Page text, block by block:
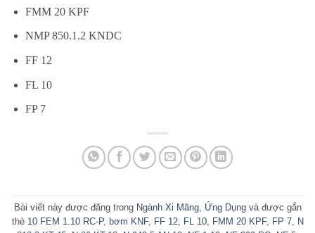
FMM 20 KPF
NMP 850.1.2 KNDC
FF 12
FL 10
FP 7
Bài viết này được đăng trong Ngành Xi Măng, Ứng Dụngvà được gắn
thẻ 10 FEM 1.10 RC-P, bơm KNF, FF 12, FL 10, FMM 20 KPF, FP 7, N